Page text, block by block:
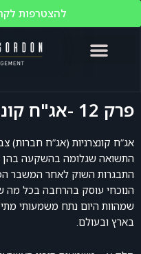
להצטרפות
פרק 12 -אג"ח קונצרניות
אג”ח קונצרניות (אג”ח חברות)
התשואה שגלומה בהשקעה בהן
הנוכחי עוסק בהרחבה בכל מה
שמהוות היום נתח משמעותי
בארץ ובעולם.